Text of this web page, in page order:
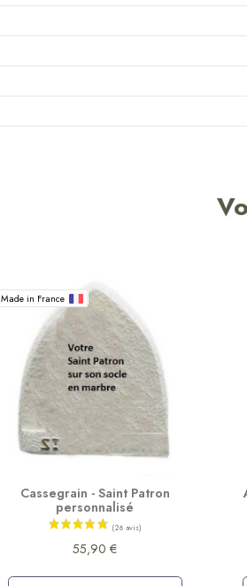
Made in France
Cassegrain - Saint Patron
personnalisé
55,90 €